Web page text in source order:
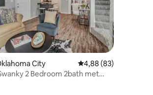
van 4,87 op 5, 212 recensies
City Gemiddelde
4,88 (83)
2 Bedroom 2bath met